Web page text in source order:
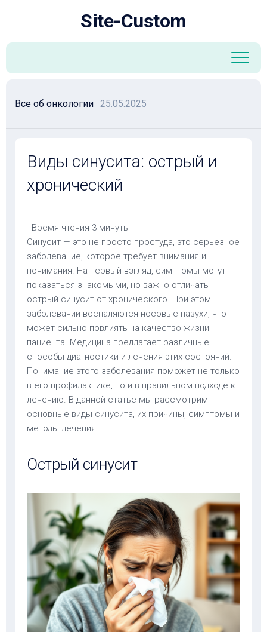
Site-Custom
Все об онкологии · 25.05.2025
Виды синусита: острый и
хронический
Время чтения 3 минуты
Синусит — это не просто простуда, это серьезное
заболевание, которое требует внимания и
понимания. На первый взгляд, симптомы могут
показаться знакомыми, но важно отличать
острый синусит от хронического. При этом
заболевании воспаляются носовые пазухи, что
может сильно повлиять на качество жизни
пациента. Медицина предлагает различные
способы диагностики и лечения этих состояний.
Понимание этого заболевания поможет не только
в его профилактике, но и в правильном подходе к
лечению. В данной статье мы рассмотрим
основные виды синусита, их причины, симптомы и
методы лечения.
Острый синусит